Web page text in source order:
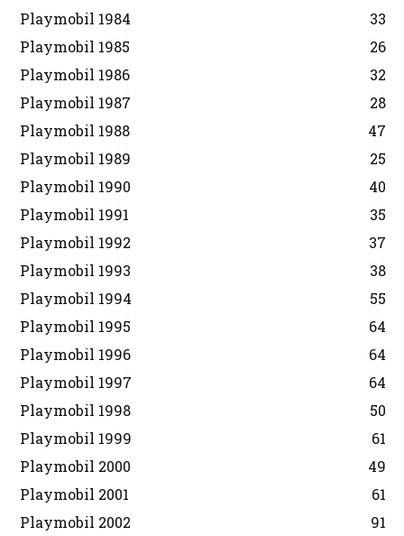
Playmobil 1984
33
Playmobil 1985
26
Playmobil 1986
32
Playmobil 1987
28
Playmobil 1988
47
Playmobil 1989
25
Playmobil 1990
40
Playmobil 1991
35
Playmobil 1992
37
Playmobil 1993
38
Playmobil 1994
55
Playmobil 1995
64
Playmobil 1996
64
Playmobil 1997
64
Playmobil 1998
50
Playmobil 1999
61
Playmobil 2000
49
Playmobil 2001
61
Playmobil 2002
91